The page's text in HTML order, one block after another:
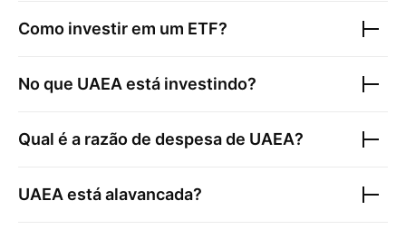
Como investir em um ETF?
No que UAEA está investindo?
Qual é a razão de despesa de UAEA?
UAEA está alavancada?